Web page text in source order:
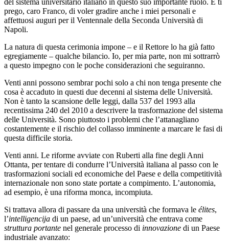
prego, caro Franco, di voler gradire anche i miei personali e
affettuosi auguri per il Ventennale della Seconda Università di
Napoli.
La natura di questa cerimonia impone – e il Rettore lo ha già fatto
egregiamente – qualche bilancio. Io, per mia parte, non mi sottrarrò
a questo impegno con le poche considerazioni che seguiranno.
Venti anni possono sembrar pochi solo a chi non tenga presente che
cosa è accaduto in questi due decenni al sistema delle Università.
Non è tanto la scansione delle leggi, dalla 537 del 1993 alla
recentissima 240 del 2010 a descrivere la trasformazione del sistema
delle Università. Sono piuttosto i problemi che l’attanagliano
costantemente e il rischio del collasso imminente a marcare le fasi di
questa difficile storia.
Venti anni. Le riforme avviate con Ruberti alla fine degli Anni
Ottanta, per tentare di condurre l’Università italiana al passo con le
trasformazioni sociali ed economiche del Paese e della competitività
internazionale non sono state portate a compimento. L’autonomia,
ad esempio, è una riforma monca, incompiuta.
Si trattava allora di passare da una università che formava le élites,
l’intelligencija di un paese, ad un’università che entrava come
struttura portante nel generale processo di innovazione di un Paese
industriale avanzato: